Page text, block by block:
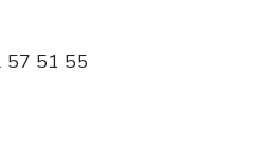
57 51 55